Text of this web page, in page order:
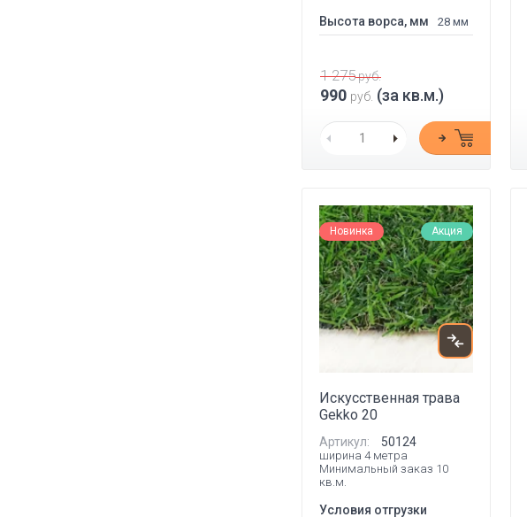
Высота ворса, мм 28 мм
1 275руб.
990 руб. (за кв.м.)
Новинка Акция
Искусственная трава
Gekko 20
Артикул: 50124
ширина 4 метра
Минимальный заказ 10
кв.м.
Условия отгрузки